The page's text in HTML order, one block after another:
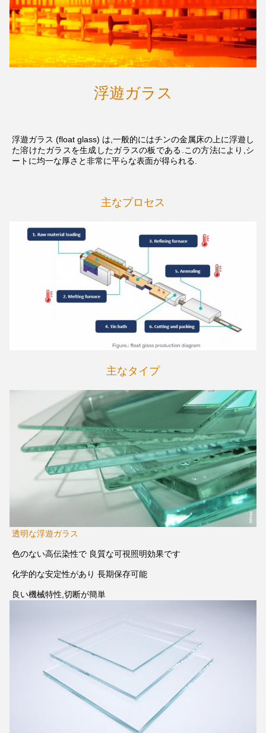
浮遊ガラス
浮遊ガラス (float glass) は,一般的にはチンの金属床の上に浮遊し
た溶けたガラスを生成したガラスの板である.この方法により,シ
ートに均一な厚さと非常に平らな表面が得られる.
主なプロセス
主なタイプ
透明な浮遊ガラス
色のない高伝染性で 良質な可視照明効果です
化学的な安定性があり 長期保存可能
良い機械特性,切断が簡単